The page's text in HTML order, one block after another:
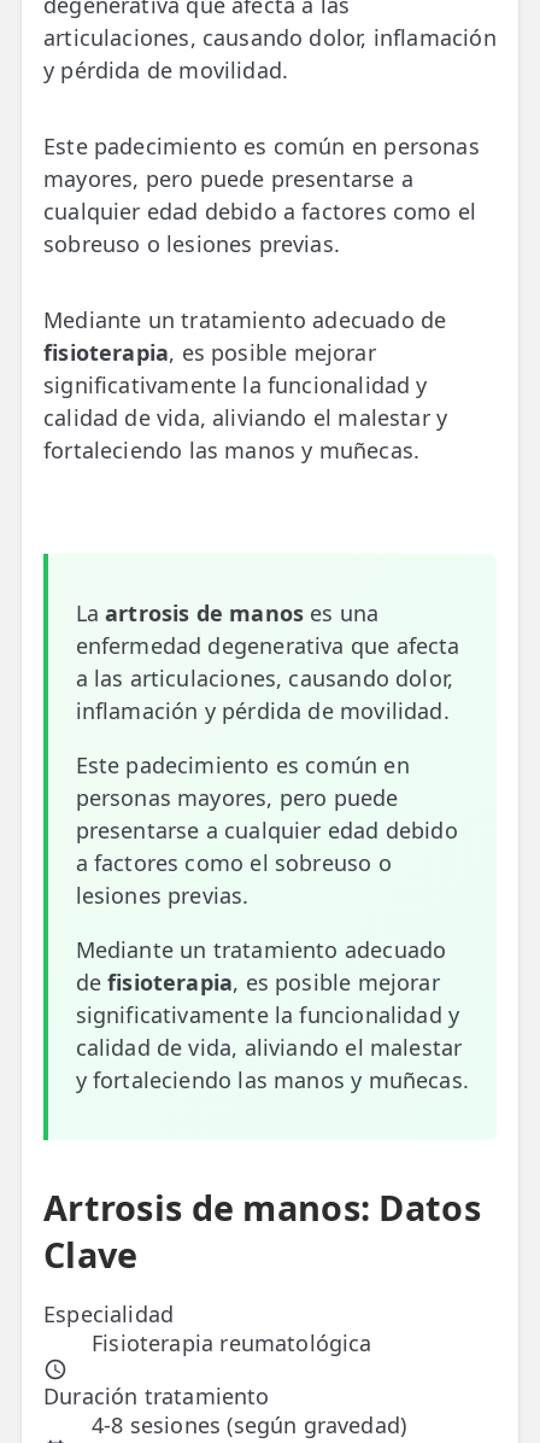
💆‍♀️ Tratamientos
😓 Síntomas
📰 Blog
🏢 Empresas
🔍 Buscador Clínicas
📍 Barrio del Pilar
📍 Chamberí - Centro
📍 Getafe
TIENDA
🛍️ Tienda Bonos
🛍️ Tienda Productos Fisioterapia
🎁 Tarjetas Regalo
🛒 Carrito
CONTACTO
☎️ 91 005 23 63
📧 Contacta
😧 Fisioterapia ATM
🦴 Osteopatía
🫶 Suelo Pélvico
💆 Masajes Madrid
🏅 Fisioterapia Deportiva
articulaciones, causando dolor, inflamación
y pérdida de movilidad.
Este padecimiento es común en personas
mayores, pero puede presentarse a
cualquier edad debido a factores como el
sobreuso o lesiones previas.
Mediante un tratamiento adecuado de
fisioterapia, es posible mejorar
significativamente la funcionalidad y
calidad de vida, aliviando el malestar y
fortaleciendo las manos y muñecas.
Laartrosis de manos es una
enfermedad degenerativa que afecta
a las articulaciones, causando dolor,
inflamación y pérdida de movilidad.
Este padecimiento es común en
personas mayores, pero puede
presentarse a cualquier edad debido
a factores como el sobreuso o
lesiones previas.
Mediante un tratamiento adecuado
defisioterapia, es posible mejorar
significativamente la funcionalidad y
calidad de vida, aliviando el malestar
y fortaleciendo las manos y muñecas.
Artrosis de manos: Datos
Clave
Especialidad
Fisioterapia reumatológica
Duración tratamiento
4-8 sesiones (según gravedad)